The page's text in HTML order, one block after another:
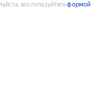
воспользуйтесьформой